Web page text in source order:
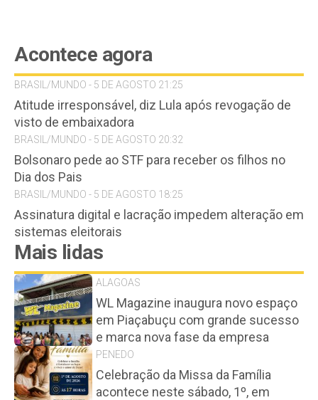
Acontece agora
BRASIL/MUNDO - 5 DE AGOSTO 21:25
Atitude irresponsável, diz Lula após revogação de
visto de embaixadora
BRASIL/MUNDO - 5 DE AGOSTO 20:32
Bolsonaro pede ao STF para receber os filhos no
Dia dos Pais
BRASIL/MUNDO - 5 DE AGOSTO 18:25
Assinatura digital e lacração impedem alteração em
sistemas eleitorais
Mais lidas
ALAGOAS
WL Magazine inaugura novo espaço
em Piaçabuçu com grande sucesso
e marca nova fase da empresa
PENEDO
Celebração da Missa da Família
acontece neste sábado, 1º, em